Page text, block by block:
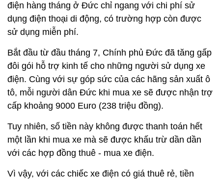
điện hàng tháng ở Đức chỉ ngang với chi phí sử
dụng điện thoại di động, có trường hợp còn được
sử dụng miễn phí.
Bắt đầu từ đầu tháng 7, Chính phủ Đức đã tăng gấp
đôi gói hỗ trợ kinh tế cho những người sử dụng xe
điện. Cùng với sự góp sức của các hãng sản xuất ô
tô, mỗi người dân Đức khi mua xe sẽ được nhận trợ
cấp khoảng 9000 Euro (238 triệu đồng).
Tuy nhiên, số tiền này không được thanh toán hết
một lần khi mua xe mà sẽ được khấu trừ dần dần
với các hợp đồng thuê - mua xe điện.
Vì vậy, với các chiếc xe điện có giá thuê rẻ, tiền